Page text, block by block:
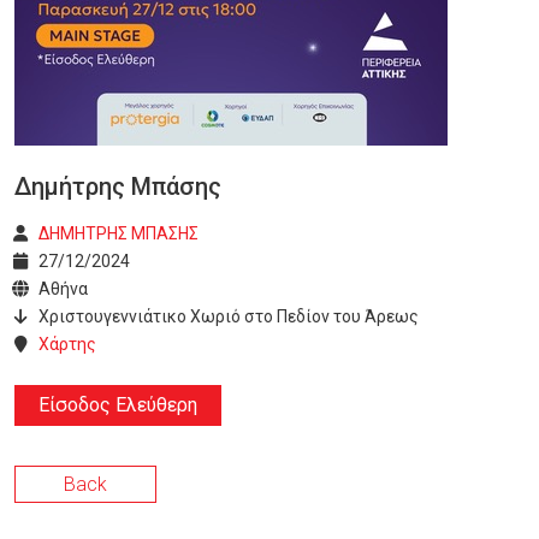
Δημήτρης Μπάσης
ΔΗΜΗΤΡΗΣ ΜΠΑΣΗΣ
27/12/2024
Αθήνα
Χριστουγεννιάτικο Χωριό στο Πεδίον του Άρεως
Χάρτης
Είσοδος Ελεύθερη
Back